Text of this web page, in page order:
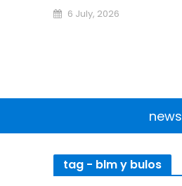
6 July, 2026
news
tag - blm y bulos